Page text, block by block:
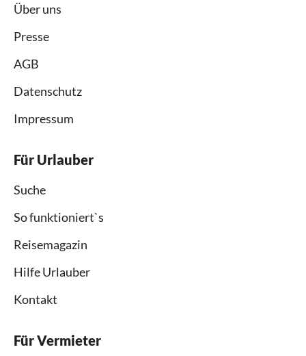
Über uns
Presse
AGB
Datenschutz
Impressum
Für Urlauber
Suche
So funktioniert`s
Reisemagazin
Hilfe Urlauber
Kontakt
Für Vermieter